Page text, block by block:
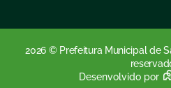
2026 © Prefeitura Municipal de
Desenvolvido por